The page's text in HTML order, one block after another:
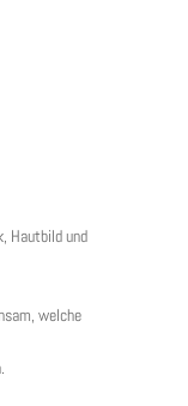
Hautbild und
welche